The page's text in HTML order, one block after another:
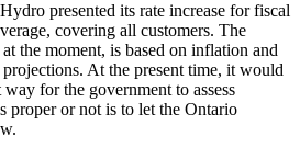
presented its rate increase for fiscal
covering all customers. The
the moment, is based on inflation and
At the present time, it would
for the government to assess
proper or not is to let the Ontario